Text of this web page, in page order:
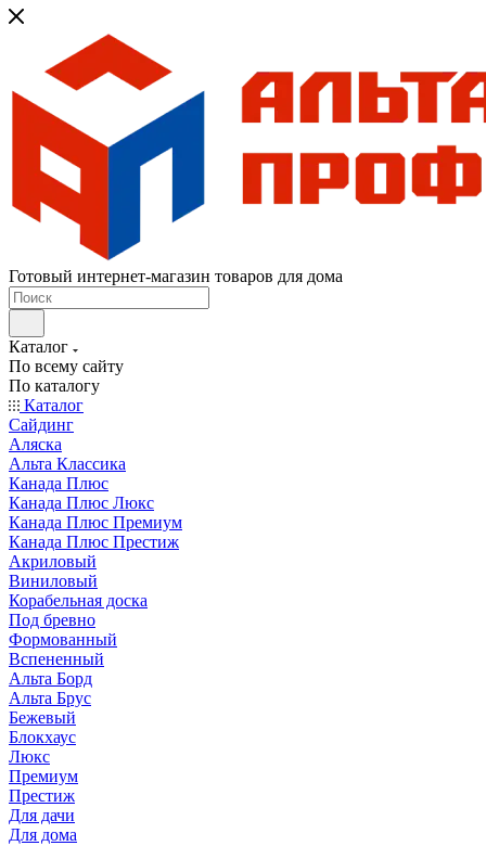
Готовый интернет-магазин товаров для дома
Каталог
По всему сайту
По каталогу
Каталог
Сайдинг
Аляска
Альта Классика
Канада Плюс
Канада Плюс Люкс
Канада Плюс Премиум
Канада Плюс Престиж
Акриловый
Виниловый
Корабельная доска
Под бревно
Формованный
Вспененный
Альта Борд
Альта Брус
Бежевый
Блокхаус
Люкс
Премиум
Престиж
Для дачи
Для дома